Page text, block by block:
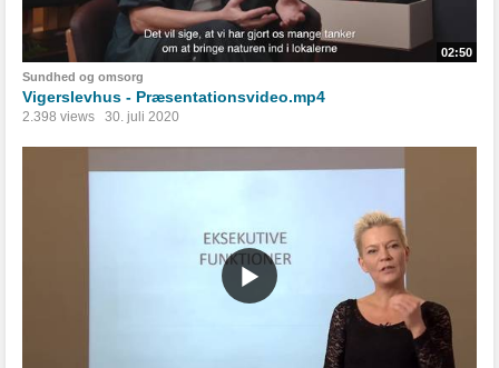
02:50
Sundhed og omsorg
Vigerslevhus - Præsentationsvideo.mp4
2.398 views 30. juli 2020